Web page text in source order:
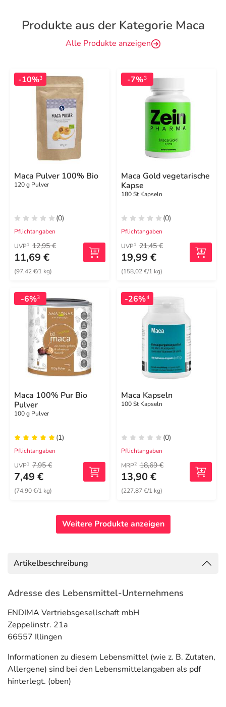
Produkte aus der Kategorie Maca
Alle Produkte anzeigen
-10%3
Maca Pulver 100% Bio
120 g Pulver
(0)
Pflichtangaben
UVP1 12,95 €
11,69 €
(97,42 €/1 kg)
-7%3
Maca Gold vegetarische
Kapse
180 St Kapseln
(0)
Pflichtangaben
UVP1 21,45 €
19,99 €
(158,02 €/1 kg)
-6%3
Maca 100% Pur Bio
Pulver
100 g Pulver
(1)
Pflichtangaben
UVP1 7,95 €
7,49 €
(74,90 €/1 kg)
-26%4
Maca Kapseln
100 St Kapseln
(0)
Pflichtangaben
MRP2 18,69 €
13,90 €
(227,87 €/1 kg)
Weitere Produkte anzeigen
Artikelbeschreibung
Adresse des Lebensmittel-Unternehmens
ENDIMA Vertriebsgesellschaft mbH
Zeppelinstr. 21a
66557 Illingen
Informationen zu diesem Lebensmittel (wie z. B. Zutaten,
Allergene) sind bei den Lebensmittelangaben als pdf
hinterlegt. (oben)